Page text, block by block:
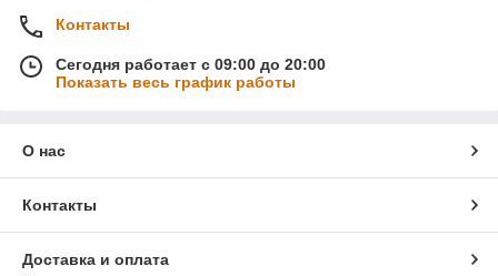
Контакты
Сегодня работает с 09:00 до 20:00
Показать весь график работы
О нас
Контакты
Доставка и оплата